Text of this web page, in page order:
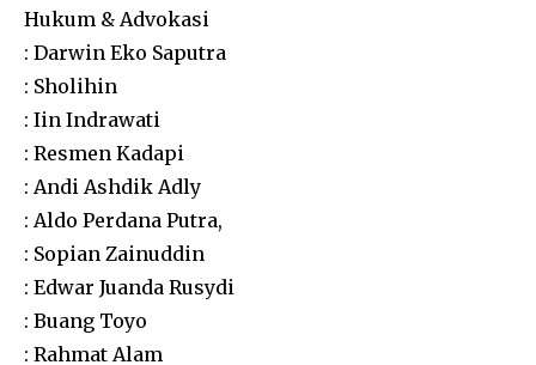
Hukum & Advokasi
: Darwin Eko Saputra
: Sholihin
: Iin Indrawati
: Resmen Kadapi
: Andi Ashdik Adly
: Aldo Perdana Putra,
: Sopian Zainuddin
: Edwar Juanda Rusydi
: Buang Toyo
: Rahmat Alam